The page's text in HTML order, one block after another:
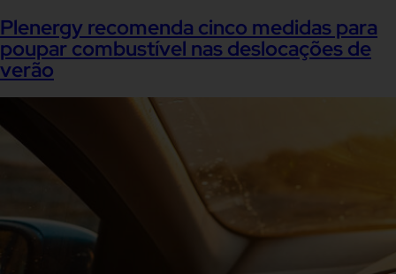
Plenergy recomenda cinco medidas para
poupar combustível nas deslocações de
verão